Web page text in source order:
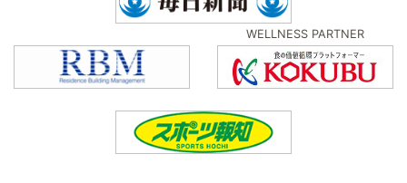
WELLNESS PARTNER